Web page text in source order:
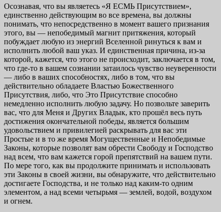
Осознавая, что вы являетесь «Я ЕСМЬ Присутствием»,
единственно действующим во все времена, вы должны
понимать, что непосредственно в момент вашего признания
этого, вы — непобедимый магнит притяжения, который
побуждает любую из энергий Вселенной ринуться к вам и
исполнить любой ваш указ. И единственная причина, из-за
которой, кажется, что этого не происходит, заключается в том,
что где-то в вашем сознании затаилось чувство неуверенности
— либо в ваших способностях, либо в том, что вы
действительно обладаете Властью Божественного
Присутствия, либо, что Это Присутствие способно
немедленно исполнить любую задачу. Но позвольте заверить
вас, что для Меня и Других Владык, кто прошёл весь путь
достижения окончательной победы, является большим
удовольствием и привилегией раскрывать для вас эти
Простые и в то же время Могущественные и Непобедимые
Законы, которые позволят вам обрести Свободу и Господство
над всем, что вам кажется горой препятствий на вашем пути.
По мере того, как вы продолжите принимать и использовать
эти Законы в своей жизни, вы обнаружите, что действительно
достигаете Господства, и не только над каким-то одним
элементом, а над всеми четырьмя — землей, водой, воздухом
и огнем.